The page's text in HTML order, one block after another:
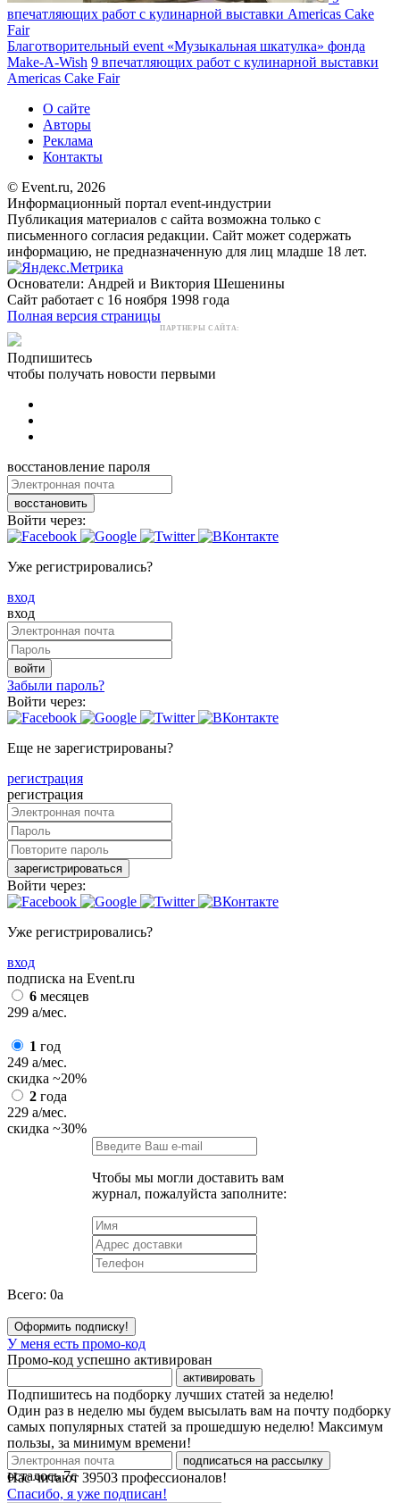
впечатляющих работ с кулинарной выставки Americas Cake
Fair
Благотворительный event «Музыкальная шкатулка» фонда
Make-A-Wish 9 впечатляющих работ с кулинарной выставки
Americas Cake Fair
О сайте
Авторы
Реклама
Контакты
© Event.ru, 2026
Информационный портал event-индустрии
Публикация материалов с сайта возможна только с
письменного согласия редакции. Сайт может содержать
информацию, не предназначенную для лиц младше 18 лет.
Основатели: Андрей и Виктория Шешенины
Сайт работает с 16 ноября 1998 года
Полная версия страницы
ПАРТНЕРЫ САЙТА:
Подпишитесь
чтобы получать новости первыми
восстановление пароля
восстановить
Войти через:
Уже регистрировались?
вход
вход
войти
Забыли пароль?
Войти через:
Еще не зарегистрированы?
регистрация
регистрация
зарегистрироваться
Войти через:
Уже регистрировались?
вход
подписка на Event.ru
6 месяцев
299 a/мес.
1 год
249 a/мес.
скидка ~20%
2 года
229 a/мес.
скидка ~30%
Чтобы мы могли доставить вам
журнал, пожалуйста заполните:
Всего: 0a
Оформить подписку!
У меня есть промо-код
Промо-код успешно активирован
активировать
Подпишитесь на подборку лучших статей за неделю!
Один раз в неделю мы будем высылать вам на почту подборку
самых популярных статей за прошедшую неделю! Максимум
пользы, за минимум времени!
подписаться на рассылку
Нас читают 39503 профессионалов!
Спасибо, я уже подписан!
осталось7с